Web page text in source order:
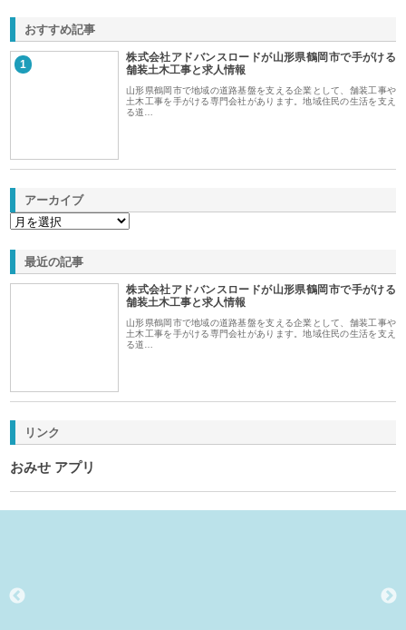
おすすめ記事
1
株式会社アドバンスロードが山形県鶴岡市で手がける
舗装土木工事と求人情報
山形県鶴岡市で地域の道路基盤を支える企業として、舗装工事や
土木工事を手がける専門会社があります。地域住民の生活を支え
る道…
アーカイブ
最近の記事
株式会社アドバンスロードが山形県鶴岡市で手がける
舗装土木工事と求人情報
山形県鶴岡市で地域の道路基盤を支える企業として、舗装工事や
土木工事を手がける専門会社があります。地域住民の生活を支え
る道…
リンク
おみせ アプリ